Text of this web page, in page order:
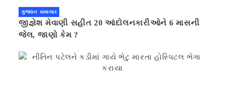
ગુજરાત સમાચાર
જીજ્ઞેશ મેવાણી સહીત 20 આંદોલનકારીઓને 6 માસની
જેલ, જાણો કેમ ?